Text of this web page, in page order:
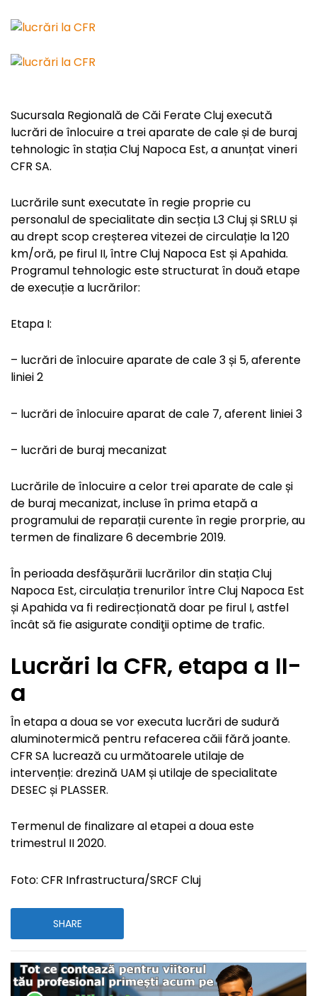
Sucursala Regională de Căi Ferate Cluj execută
lucrări de înlocuire a trei aparate de cale și de buraj
tehnologic în stația Cluj Napoca Est, a anunțat vineri
CFR SA.
Lucrările sunt executate în regie proprie cu
personalul de specialitate din secția L3 Cluj și SRLU și
au drept scop creșterea vitezei de circulație la 120
km/oră, pe firul II, între Cluj Napoca Est și Apahida.
Programul tehnologic este structurat în două etape
de execuție a lucrărilor:
Etapa I:
– lucrări de înlocuire aparate de cale 3 și 5, aferente
liniei 2
– lucrări de înlocuire aparat de cale 7, aferent liniei 3
– lucrări de buraj mecanizat
Lucrările de înlocuire a celor trei aparate de cale și
de buraj mecanizat, incluse în prima etapă a
programului de reparații curente în regie prorprie, au
termen de finalizare 6 decembrie 2019.
În perioada desfășurării lucrărilor din stația Cluj
Napoca Est, circulația trenurilor între Cluj Napoca Est
și Apahida va fi redirecționată doar pe firul I, astfel
încât să fie asigurate condiţii optime de trafic.
Lucrări la CFR, etapa a II-
a
În etapa a doua se vor executa lucrări de sudură
aluminotermică pentru refacerea căii fără joante.
CFR SA lucrează cu următoarele utilaje de
intervenție: drezină UAM și utilaje de specialitate
DESEC și PLASSER.
Termenul de finalizare al etapei a doua este
trimestrul II 2020.
Foto: CFR Infrastructura/SRCF Cluj
SHARE